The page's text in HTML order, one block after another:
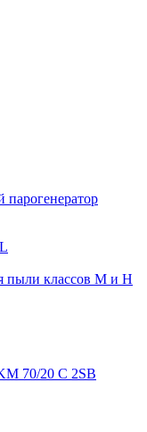
парогенератор
классов M и H